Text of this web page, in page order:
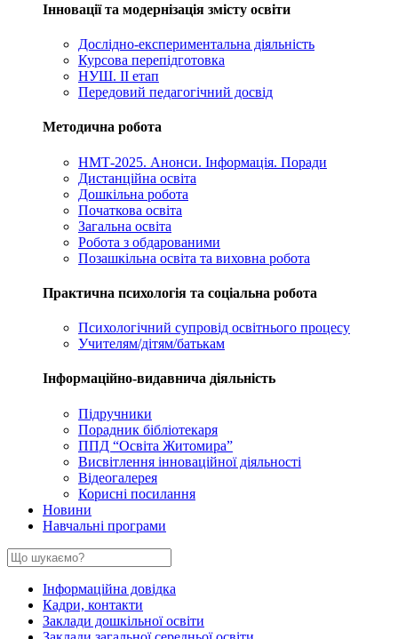
Інновації та модернізація змісту освіти
Дослідно-експериментальна діяльність
Курсова перепідготовка
НУШ. ІІ етап
Передовий педагогічний досвід
Методична робота
НМТ-2025. Анонси. Інформація. Поради
Дистанційна освіта
Дошкільна робота
Початкова освіта
Загальна освіта
Робота з обдарованими
Позашкільна освіта та виховна робота
Практична психологія та соціальна робота
Психологічний супровід освітнього процесу
Учителям/дітям/батькам
Інформаційно-видавнича діяльність
Підручники
Порадник бібліотекаря
ППД “Освіта Житомира”
Висвітлення інноваційної діяльності
Відеогалерея
Корисні посилання
Новини
Навчальні програми
Інформаційна довідка
Кадри, контакти
Заклади дошкільної освіти